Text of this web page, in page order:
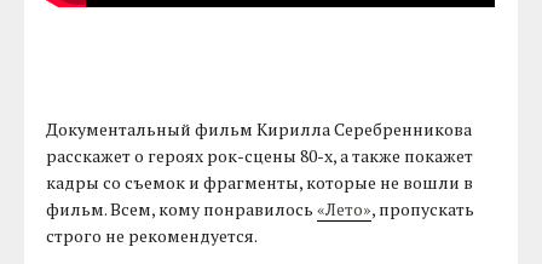
Документальный фильм Кирилла Серебренникова
расскажет о героях рок-сцены 80-х, а также покажет
кадры со съемок и фрагменты, которые не вошли в
фильм. Всем, кому понравилось«Лето», пропускать
строго не рекомендуется.